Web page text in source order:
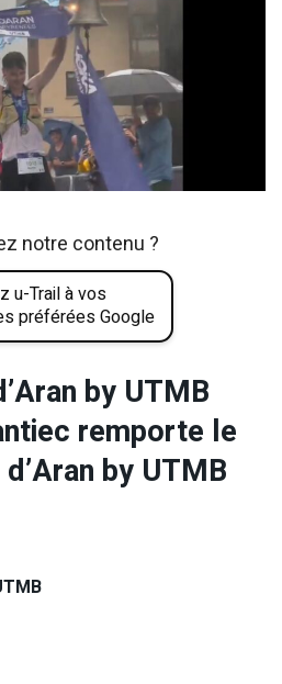
notre contenu ?
u-Trail à vos
préférées Google
by UTMB
remporte le
by UTMB